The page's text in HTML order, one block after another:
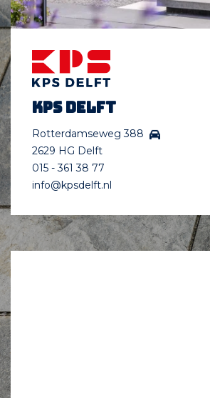
KPS Delft
Rotterdamseweg 388
2629 HG Delft
015 - 361 38 77
info@kpsdelft.nl